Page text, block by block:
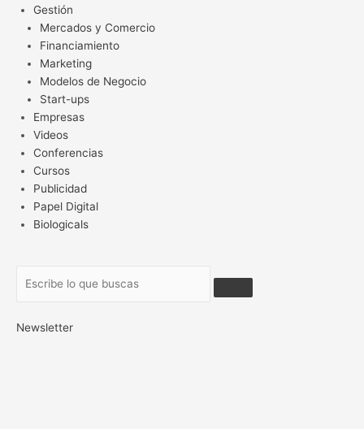
Gestión
Mercados y Comercio
Financiamiento
Marketing
Modelos de Negocio
Start-ups
Empresas
Videos
Conferencias
Cursos
Publicidad
Papel Digital
Biologicals
Newsletter